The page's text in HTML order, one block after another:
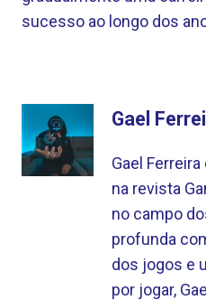
sucesso ao longo dos
Gael
Gael
na revista
no campo
profunda
dos jogos e
por jogar,